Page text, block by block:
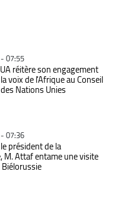
07:55
réitère son engagement
voix de l'Afrique au Conseil
Nations Unies
07:36
président de la
M. Attaf entame une visite